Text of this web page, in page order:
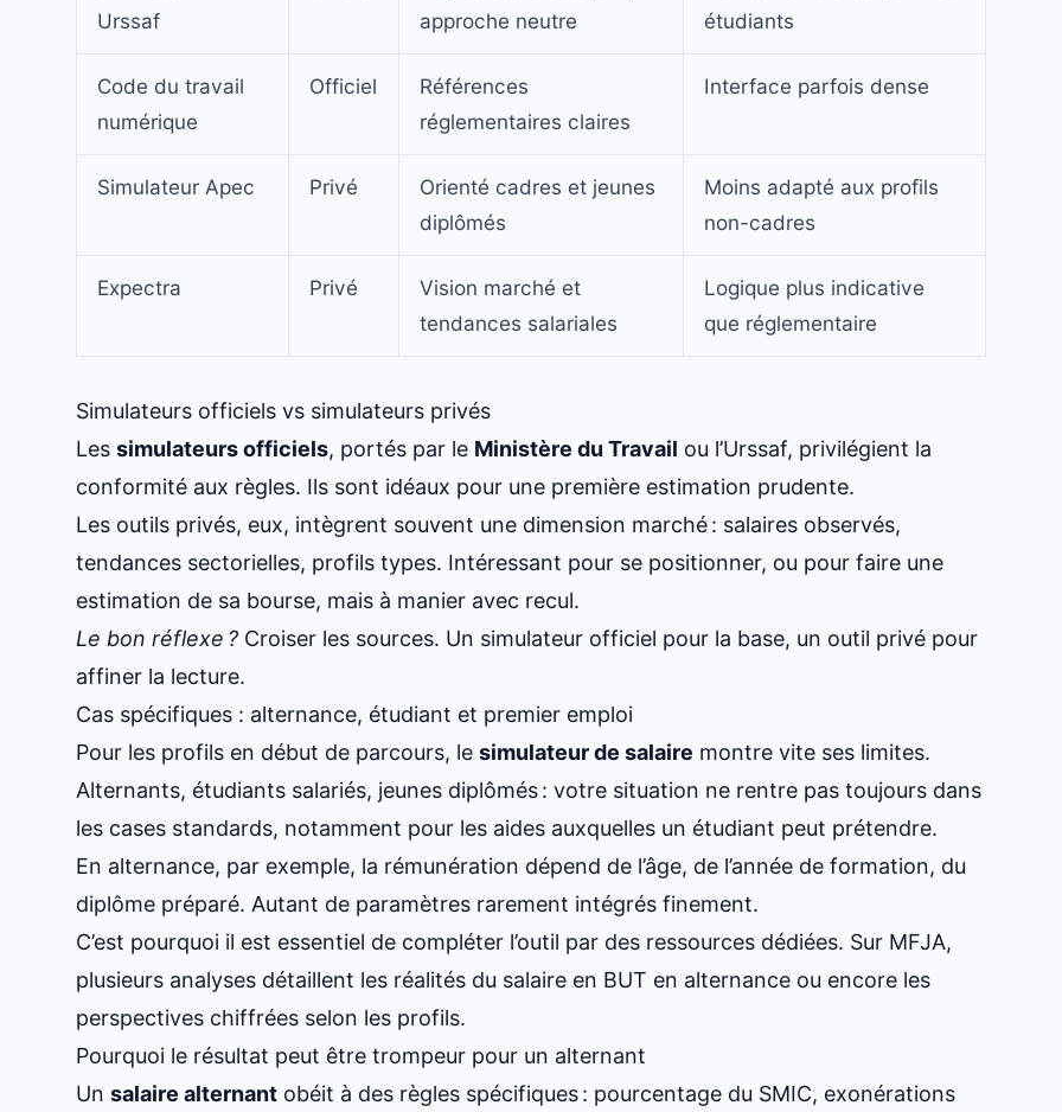
Urssaf
approche neutre
étudiants
Code du travail
numérique
Officiel
Références
réglementaires claires
Interface parfois dense
Simulateur Apec Privé
Orienté cadres et jeunes
diplômés
Moins adapté aux profils
non-cadres
Expectra Privé
Vision marché et
tendances salariales
Logique plus indicative
que réglementaire
Simulateurs officiels vs simulateurs privés
Les simulateurs officiels, portés par le Ministère du Travail ou l’Urssaf, privilégient la
conformité aux règles. Ils sont idéaux pour une première estimation prudente.
Les outils privés, eux, intègrent souvent une dimension marché : salaires observés,
tendances sectorielles, profils types. Intéressant pour se positionner, ou pour faire une
estimation de sa bourse, mais à manier avec recul.
Le bon réflexe ? Croiser les sources. Un simulateur officiel pour la base, un outil privé pour
affiner la lecture.
Cas spécifiques : alternance, étudiant et premier emploi
Pour les profils en début de parcours, le simulateur de salaire montre vite ses limites.
Alternants, étudiants salariés, jeunes diplômés : votre situation ne rentre pas toujours dans
les cases standards, notamment pour les aides auxquelles un étudiant peut prétendre.
En alternance, par exemple, la rémunération dépend de l’âge, de l’année de formation, du
diplôme préparé. Autant de paramètres rarement intégrés finement.
C’est pourquoi il est essentiel de compléter l’outil par des ressources dédiées. Sur MFJA,
plusieurs analyses détaillent les réalités du salaire en BUT en alternance ou encore les
perspectives chiffrées selon les profils.
Pourquoi le résultat peut être trompeur pour un alternant
Un salaire alternant obéit à des règles spécifiques : pourcentage du SMIC, exonérations